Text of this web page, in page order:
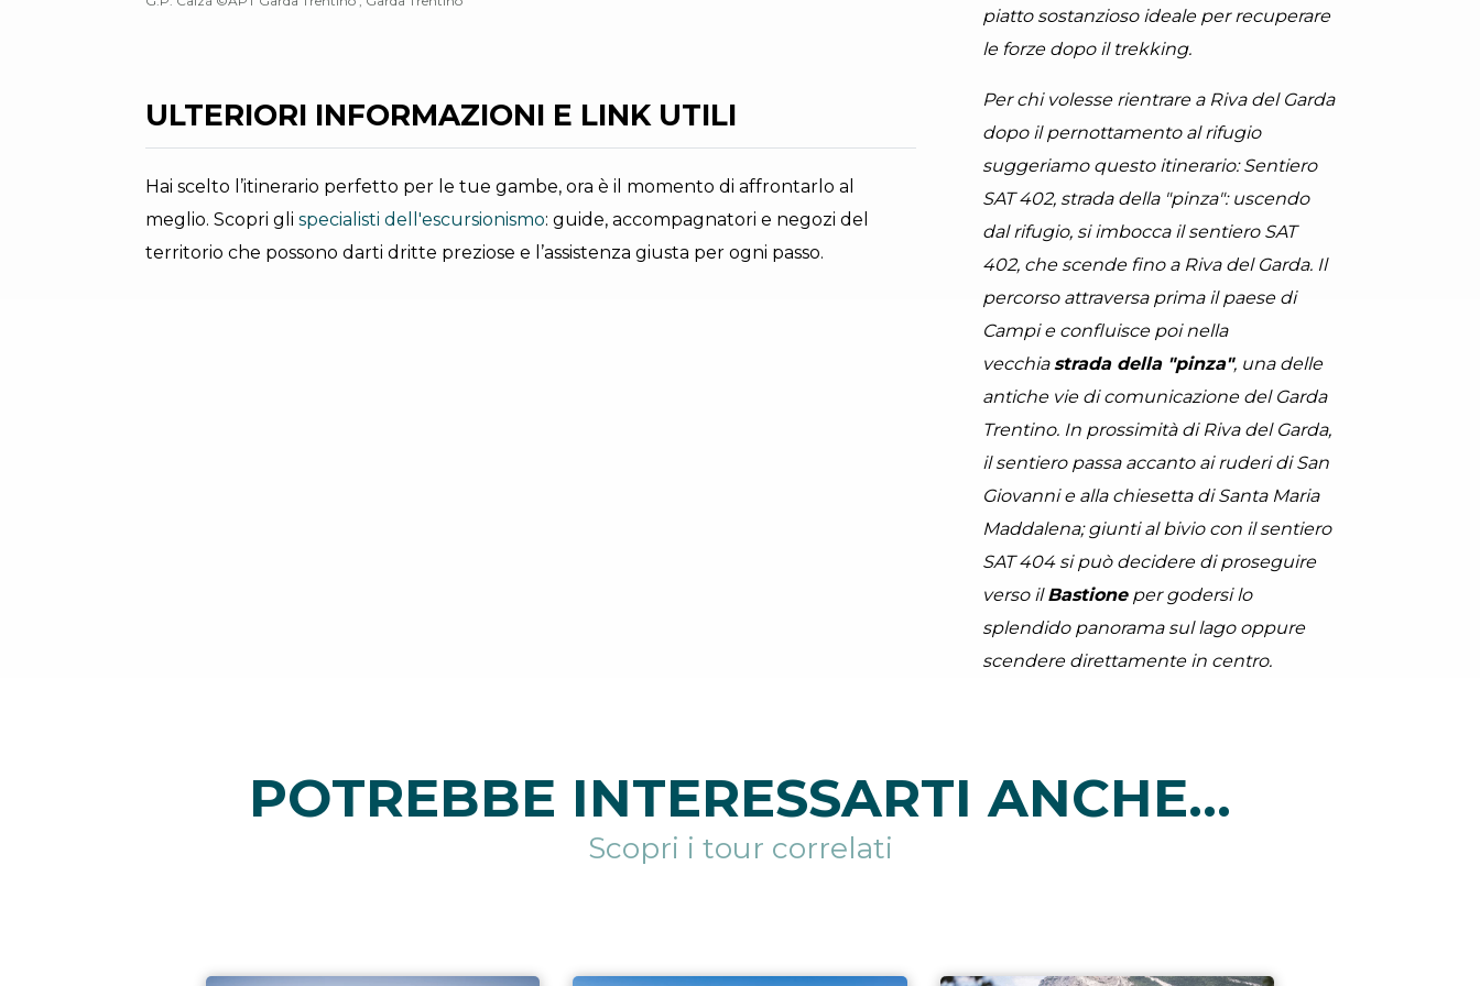
ULTERIORI INFORMAZIONI E LINK UTILI
Hai scelto l’itinerario perfetto per le tue gambe, ora è il momento di affrontarlo al
meglio. Scopri gli specialisti dell'escursionismo: guide, accompagnatori e negozi del
territorio che possono darti dritte preziose e l’assistenza giusta per ogni passo.
piatto sostanzioso ideale per recuperare
le forze dopo il trekking.
Per chi volesse rientrare a Riva del Garda
dopo il pernottamento al rifugio
suggeriamo questo itinerario: Sentiero
SAT 402, strada della "pinza": uscendo
dal rifugio, si imbocca il sentiero SAT
402, che scende fino a Riva del Garda. Il
percorso attraversa prima il paese di
Campi e confluisce poi nella
vecchiastrada della "pinza", una delle
antiche vie di comunicazione del Garda
Trentino. In prossimità di Riva del Garda,
il sentiero passa accanto ai ruderi di San
Giovanni e alla chiesetta di Santa Maria
Maddalena; giunti al bivio con il sentiero
SAT 404 si può decidere di proseguire
verso ilBastioneper godersi lo
splendido panorama sul lago oppure
scendere direttamente in centro.
POTREBBE INTERESSARTI ANCHE...
Scopri i tour correlati